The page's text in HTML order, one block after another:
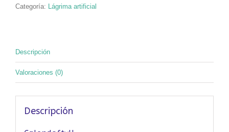
Categoría: Lágrima artificial
Descripción
Valoraciones (0)
Descripción